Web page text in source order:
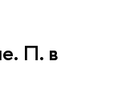
П. в